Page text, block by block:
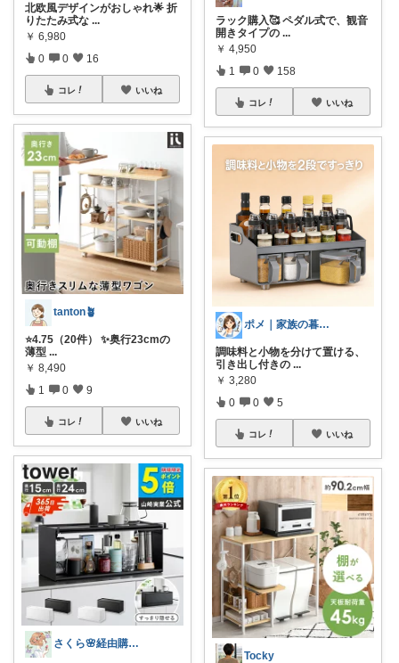
北欧風デザインがおしゃれ🌟 折
りたたみ式な ...
￥ 6,980
0 0 16
コレ いいね
tanton🪴
⭐4.75（20件） ✨奥行23cmの
薄型 ...
￥ 8,490
1 0 9
コレ いいね
さくら🌸経由購入ありがとう😊
ラック購入🥰 ペダル式で、観音
開きタイプの ...
￥ 4,950
1 0 158
コレ いいね
ポメ｜家族の暮らしを少しラクに
調味料と小物を分けて置ける、
引き出し付きの ...
￥ 3,280
0 0 5
コレ いいね
Tocky